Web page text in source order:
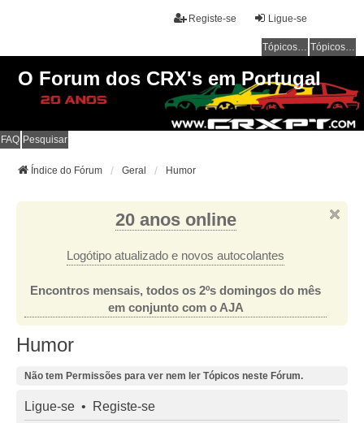
Ligue-se
Registe-se
Tópicos sem resposta Tópicos ativos
O Forum dos CRX's em Portugal
FAQ Pesquisar
Índice do Fórum Geral Humor
20 anos online
Logótipo atualizado e novos autocolantes
Encontros mensais, todos os 2ºs domingos do mês
em conjunto com o AJA
Humor
Não tem Permissões para ver nem ler Tópicos neste Fórum.
Ligue-se • Registe-se